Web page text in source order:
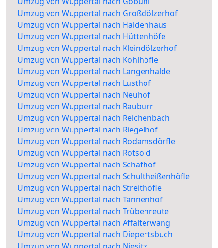
Umzug von Wuppertal nach Großdölzerhof
Umzug von Wuppertal nach Haldenhaus
Umzug von Wuppertal nach Hüttenhöfe
Umzug von Wuppertal nach Kleindölzerhof
Umzug von Wuppertal nach Kohlhöfle
Umzug von Wuppertal nach Langenhalde
Umzug von Wuppertal nach Lusthof
Umzug von Wuppertal nach Neuhof
Umzug von Wuppertal nach Rauburr
Umzug von Wuppertal nach Reichenbach
Umzug von Wuppertal nach Riegelhof
Umzug von Wuppertal nach Rodamsdörfle
Umzug von Wuppertal nach Rotsold
Umzug von Wuppertal nach Schafhof
Umzug von Wuppertal nach Schultheißenhöfle
Umzug von Wuppertal nach Streithöfle
Umzug von Wuppertal nach Tannenhof
Umzug von Wuppertal nach Trübenreute
Umzug von Wuppertal nach Affalterwang
Umzug von Wuppertal nach Diepertsbuch